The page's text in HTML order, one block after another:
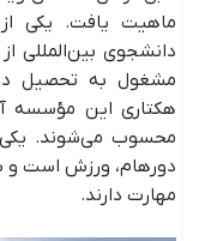
هکتاری این مؤسسه
محسوب می‌شوند. یکی
دورهام، ورزش است و
مهارت دارند.